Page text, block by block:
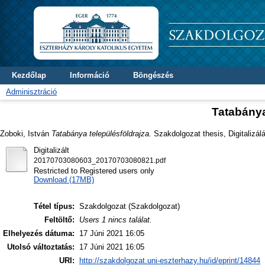
Kezdőlap Információ
Böngészés
Adminisztráció
Zoboki, István Tatabánya településföldrajza. Szakdolgozat thesis,
Digitalizált
20170703080603_20170703080821.pdf
Restricted to Registered users only
Download (17MB)
Tétel típus: Szakdolgozat (Szakdolgozat)
Feltöltő:
Users 1 nincs találat.
Elhelyezés dátuma:
17 Júni 2021 16:05
Utolsó változtatás:
17 Júni 2021 16:05
URI:
http://szakdolgozat.uni-eszterhazy.hu/id/eprint/14844